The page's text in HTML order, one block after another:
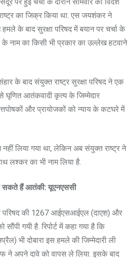
का जिक्र किया था. एस जयशंकर ने
के बाद सुरक्षा परिषद में बयान पर चर्चा के
के नाम का किसी भी प्रकार का उल्लेख हटवाने
के बाद संयुक्त राष्ट्र सुरक्षा परिषद ने एक
घृणित आतंकवादी कृत्य के जिम्मेदार
और प्रायोजकों को न्याय के कटघरे में
लिया गया था, लेकिन अब संयुक्त राष्ट्र ने
का भी नाम लिया है.
सकते हैं आतंकी: यूएनएससी
परिषद की 1267 आईएसआईएल (दाएश) और
गयी है. रिपोर्ट में कहा गया है कि
भी दोबारा इस हमले की जिम्मेदारी ली
अपने दावे को वापस ले लिया. इसके बाद